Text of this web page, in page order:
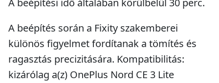
A beépítési idő általában körülbelül 30 perc.
A beépítés során a Fixity szakemberei
különös figyelmet fordítanak a tömítés és
ragasztás precizitására. Kompatibilitás:
kizárólag a(z) OnePlus Nord CE 3 Lite